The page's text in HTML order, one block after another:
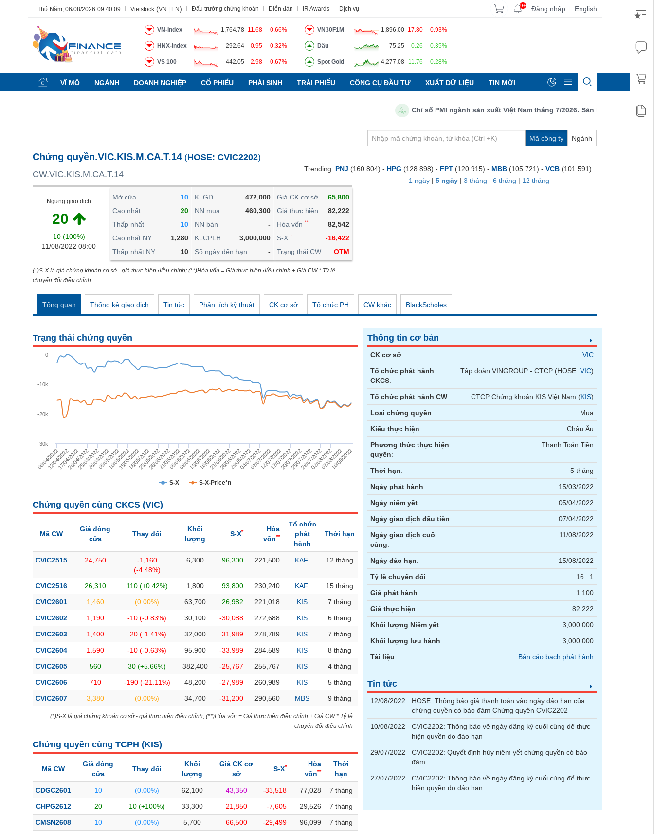
Thứ Năm, 06/08/2026 09:40:10 Vietstock (VN EN) Đấu trường chứng khoán Diễn đàn IR Awards Dịch vụ 9+ Đăng nhập | English
VN-Index 1,764.78 -11.68 -0.66%
HNX-Index 292.64 -0.95 -0.32%
VS 100 442.05 -2.98 -0.67%
VN30F1M 1,896.00 -17.80 -0.93%
Dầu 75.25 0.26 0.35%
Spot Gold 4,277.08 11.76 0.28%
VĨ MÔ NGÀNH DOANH NGHIỆP CỔ PHIẾU PHÁI SINH TRÁI PHIẾU CÔNG CỤ ĐẦU TƯ XUẤT DỮ LIỆU TIN MỚI
Chỉ số PMI ngành sản xuất Việt Nam tháng 7/2026: Sản lượng, số lượng
Mã công ty Ngành
Chứng quyền.VIC.KIS.M.CA.T.14 (HOSE: CVIC2202)
CW.VIC.KIS.M.CA.T.14
Ngừng giao dịch
20
10 (100%)
11/08/2022 08:00
Mở cửa
10
Cao nhất
20
Thấp nhất
10
Cao nhất NY
1,280
Thấp nhất NY
10
KLGD
472,000
NN mua
460,300
NN bán
-
KLCPLH
3,000,000
Số ngày đến hạn
-
Giá CK cơ sở
65,800
Giá thực hiện
82,222
Hòa vốn **
82,542
S-X *
-16,422
Trạng thái CW
OTM
(*)S-X là giá chứng khoán cơ sở - giá thực hiện điều chỉnh; (**)Hòa vốn = Giá thực hiện điều chỉnh + Giá CW * Tỷ lệ
chuyển đổi điều chỉnh
Trending: PNJ (160.804) - HPG (128.898) - FPT (120.915) - MBB (105.721) - VCB (101.591)
1 ngày | 5 ngày | 3 tháng | 6 tháng | 12 tháng
Tổng quan Thống kê giao dịch Tin tức Phân tích kỹ thuật CK cơ sở Tổ chức PH CW khác BlackScholes
Trạng thái chứng quyền
S-X S-X-Price*n
06/04/2022
12/04/2022
17/04/2022
20/04/2022
25/04/2022
28/04/2022
05/05/2022
10/05/2022
15/05/2022
18/05/2022
23/05/2022
26/05/2022
31/05/2022
05/06/2022
08/06/2022
13/06/2022
16/06/2022
21/06/2022
26/06/2022
29/06/2022
04/07/2022
07/07/2022
12/07/2022
17/07/2022
20/07/2022
25/07/2022
28/07/2022
02/08/2022
07/08/2022
10/08/2022
-20k
-10k
0
-30k
Chứng quyền cùng CKCS (VIC)
Mã CW
Giá đóng
cửa
Thay đổi
Khối
lượng
S-X*
Hòa
vốn**
Tổ chức
phát
hành
Thời hạn
CVIC2515 24,750
-1,160
(-4.48%)
6,300 96,300 221,500 KAFI 12 tháng
CVIC2516 26,310 110 (+0.42%) 1,800 93,800 230,240 KAFI 15 tháng
CVIC2601 1,460 (0.00%) 63,700 26,982 221,018 KIS 7 tháng
CVIC2602 1,190 -10 (-0.83%) 30,100 -30,088 272,688 KIS 6 tháng
CVIC2603 1,400 -20 (-1.41%) 32,000 -31,989 278,789 KIS 7 tháng
CVIC2604 1,590 -10 (-0.63%) 95,900 -33,989 284,589 KIS 8 tháng
CVIC2605 560 30 (+5.66%) 382,400 -25,767 255,767 KIS 4 tháng
CVIC2606 710 -190 (-21.11%) 48,200 -27,989 260,989 KIS 5 tháng
CVIC2607 3,380 (0.00%) 34,700 -31,200 290,560 MBS 9 tháng
(*)S-X là giá chứng khoán cơ sở - giá thực hiện điều chỉnh; (**)Hòa vốn = Giá thực hiện điều chỉnh + Giá CW * Tỷ lệ
chuyển đổi điều chỉnh
Chứng quyền cùng TCPH (KIS)
Mã CW
Giá đóng
cửa
Thay đổi
Khối
lượng
Giá CK cơ
sở
S-X*
Hòa
vốn**
Thời
hạn
CDGC2601 10 (0.00%) 62,100 43,350 -33,518 77,028 7 tháng
CHPG2612 20 10 (+100%) 33,300 21,850 -7,605 29,526 7 tháng
CMSN2608 10 (0.00%) 5,700 66,500 -29,499 96,099 7 tháng
Thông tin cơ bản
CK cơ sở: VIC
Tổ chức phát hành
CKCS:
Tập đoàn VINGROUP - CTCP (HOSE:VIC)
Tổ chức phát hành CW: CTCP Chứng khoán KIS Việt Nam (KIS)
Loại chứng quyền: Mua
Kiểu thực hiện: Châu Âu
Phương thức thực hiện
quyền:
Thanh Toán Tiền
Thời hạn: 5 tháng
Ngày phát hành: 15/03/2022
Ngày niêm yết: 05/04/2022
Ngày giao dịch đầu tiên: 07/04/2022
Ngày giao dịch cuối
cùng:
11/08/2022
Ngày đáo hạn: 15/08/2022
Tỷ lệ chuyển đổi: 16 : 1
Giá phát hành: 1,100
Giá thực hiện: 82,222
Khối lượng Niêm yết: 3,000,000
Khối lượng lưu hành: 3,000,000
Tài liệu: Bản cáo bạch phát hành
Tin tức
12/08/2022
HOSE: Thông báo giá thanh toán vào ngày đáo hạn của
chứng quyền có bảo đảm Chứng quyền CVIC2202
10/08/2022
CVIC2202: Thông báo về ngày đăng ký cuối cùng để thực
hiện quyền do đáo hạn
29/07/2022
CVIC2202: Quyết định hủy niêm yết chứng quyền có bảo
đảm
27/07/2022
CVIC2202: Thông báo về ngày đăng ký cuối cùng để thực
hiện quyền do đáo hạn
Tính năng Ngành Mã chứng khoán Lãnh đạo Tin tức Báo cáo phân tích Thuật ngữ Dịch vụ
BẤT ĐỘNG SẢN
TÀI CHÍNH
KINH TẾ
THẾ GIỚI
ĐÔNG DƯƠNG
PHÂN TÍCH
PHÁI SINH
TRÁI PHIẾU
CÔNG CỤ ĐẦU TƯ
XUẤT DỮ LIỆU
TIN MỚI
VS-SECTOR
NGUYÊN VẬT LIỆU
CÔNG NGHIỆP
TIÊU DÙNG KHÔNG THIẾT YẾU
TIÊU DÙNG THIẾT YẾU
CHĂM SÓC SỨC KHỎE
CÔNG NGHỆ THÔNG TIN
BẤT ĐỘNG SẢN
(-)
Cổ phiếu Chỉ số Chứng chỉ quỹ Chứng quyền Hợp đồng tương lai Trái phiếu
Lãnh đạo(-)
Người nội bộ Người liên quan Cổ đông lớn
Tin tức(-)
Bài viết của tác giả(-)
Báo cáo phân tích(-)
Thuật ngữ
Dịch vụ(-)
Sách tài chính
Công cụ đầu tư
Truyền thông tài chính